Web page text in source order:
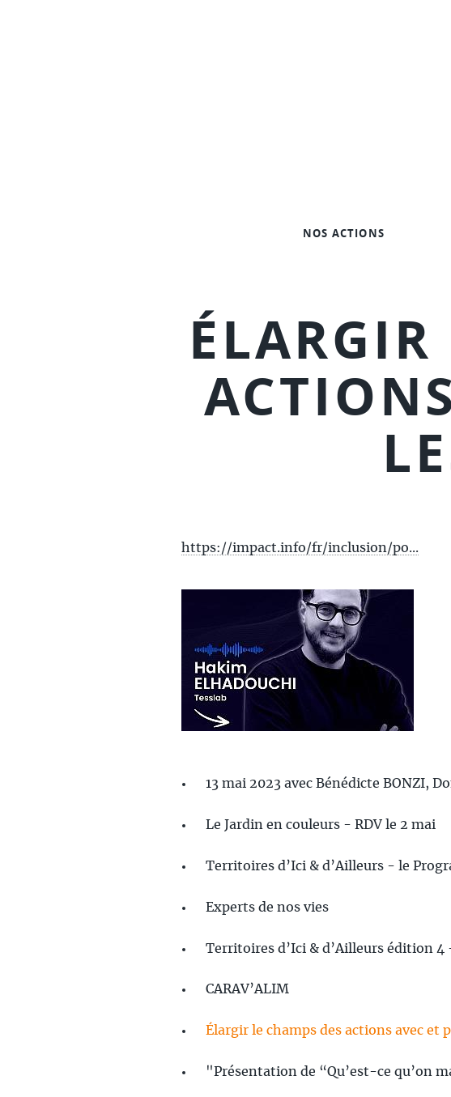
NOS ACTIONS
https://impact.info/fr/inclusion/po...
13 mai 2023 avec Bénédicte BONZI,
Le Jardin en couleurs - RDV le 2 mai
Territoires d’Ici & d’Ailleurs - le
Experts de nos vies
Territoires d’Ici & d’Ailleurs édition 4
CARAV’ALIM
Élargir le champs des actions avec et
"Présentation de “Qu’est-ce qu’on